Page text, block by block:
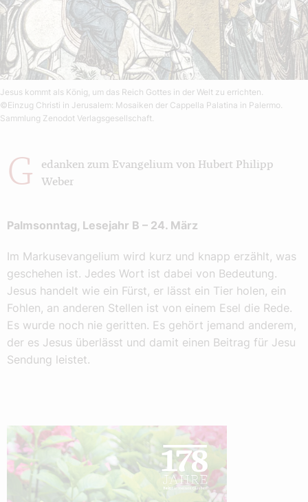
Jesus kommt als König, um das Reich Gottes in der Welt zu errichten.
©Einzug Christi in Jerusalem: Mosaiken der Cappella Palatina in Palermo.
Sammlung Zenodot Verlagsgesellschaft.
G
edanken zum Evangelium von Hubert Philipp
Weber
Palmsonntag, Lesejahr B – 24. März
Im Markusevangelium wird kurz und knapp erzählt, was
geschehen ist. Jedes Wort ist dabei von Bedeutung.
Jesus handelt wie ein Fürst, er lässt ein Tier holen, ein
Fohlen, an anderen Stellen ist von einem Esel die Rede.
Es wurde noch nie geritten. Es gehört jemand anderem,
der es Jesus überlässt und damit einen Beitrag für Jesu
Sendung leistet.